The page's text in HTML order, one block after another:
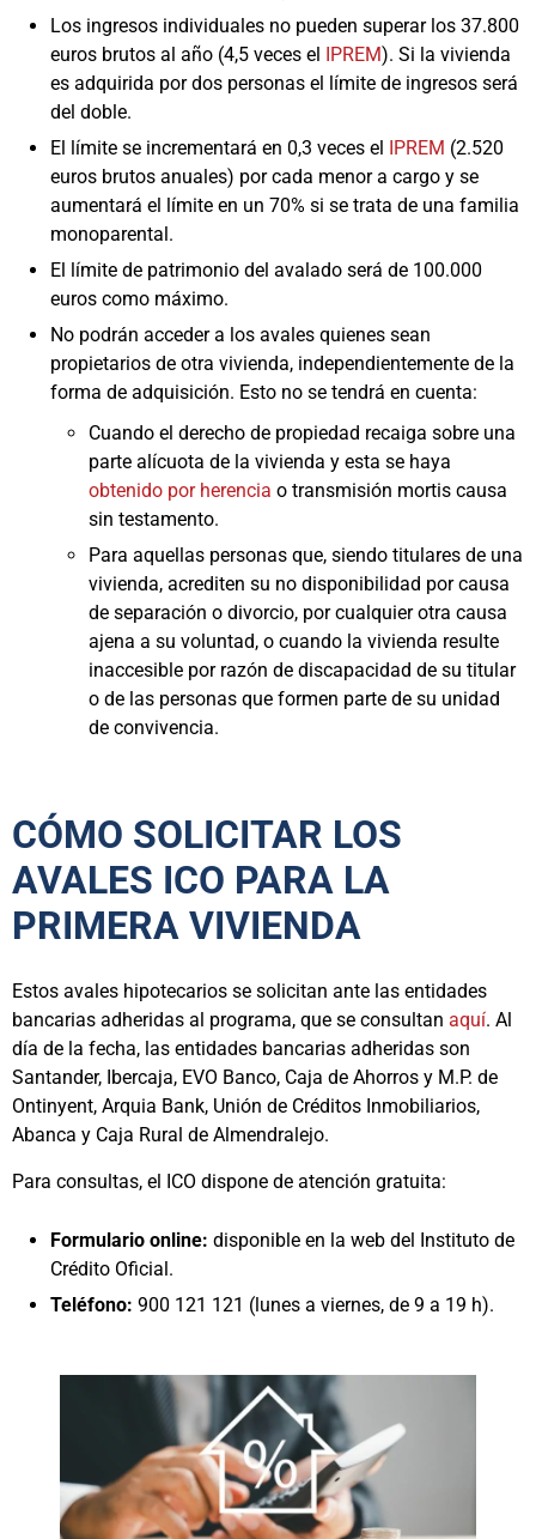
Los ingresos individuales no pueden superar los 37.800
euros brutos al año (4,5 veces el
IPREM). Si la vivienda
es adquirida por dos personas el límite de ingresos será
del doble.
El límite se incrementará en 0,3 veces el
IPREM (2.520
euros brutos anuales) por cada menor a cargo y se
aumentará el límite en un 70% si se trata de una familia
monoparental.
El límite de patrimonio del avalado será de 100.000
euros como máximo.
No podrán acceder a los avales quienes sean
propietarios de otra vivienda, independientemente de la
forma de adquisición. Esto no se tendrá en cuenta:
Cuando el derecho de propiedad recaiga sobre una
parte alícuota de la vivienda y esta se haya
obtenido por herencia o transmisión mortis causa
sin testamento.
Para aquellas personas que, siendo titulares de una
vivienda, acrediten su no disponibilidad por causa
de separación o divorcio, por cualquier otra causa
ajena a su voluntad, o cuando la vivienda resulte
inaccesible por razón de discapacidad de su titular
o de las personas que formen parte de su unidad
de convivencia.
CÓMO SOLICITAR LOS
AVALES ICO PARA LA
PRIMERA VIVIENDA
Estos avales hipotecarios se solicitan ante las entidades
bancarias adheridas al programa, que se consultan aquí. Al
día de la fecha, las entidades bancarias adheridas son
Santander, Ibercaja, EVO Banco, Caja de Ahorros y M.P. de
Ontinyent, Arquia Bank, Unión de Créditos Inmobiliarios,
Abanca y Caja Rural de Almendralejo.
Para consultas, el ICO dispone de atención gratuita:
Formulario online: disponible en la web del Instituto de
Crédito Oficial.
Teléfono: 900 121 121 (lunes a viernes, de 9 a 19 h).